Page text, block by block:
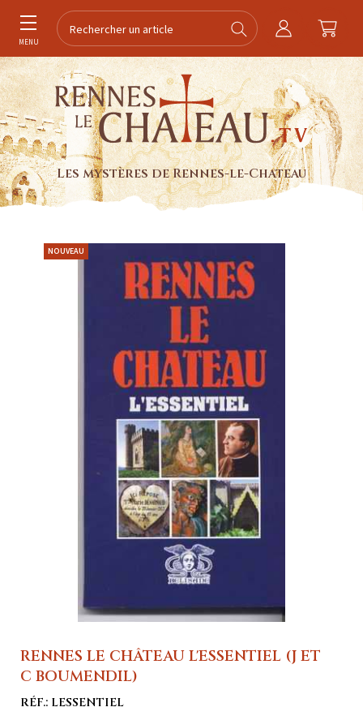
MENU
Les mystères de Rennes-le-Chateau
NOUVEAU
RENNES LE CHÂTEAU L'ESSENTIEL (J ET
C BOUMENDIL)
RÉF.: LESSENTIEL